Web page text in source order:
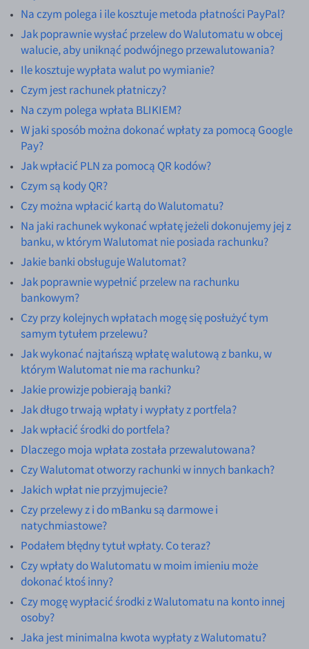
Na czym polega i ile kosztuje metoda płatności PayPal?
Jak poprawnie wysłać przelew do Walutomatu w obcej
walucie, aby uniknąć podwójnego przewalutowania?
Ile kosztuje wypłata walut po wymianie?
Czym jest rachunek płatniczy?
Na czym polega wpłata BLIKIEM?
W jaki sposób można dokonać wpłaty za pomocą Google
Pay?
Jak wpłacić PLN za pomocą QR kodów?
Czym są kody QR?
Czy można wpłacić kartą do Walutomatu?
Na jaki rachunek wykonać wpłatę jeżeli dokonujemy jej z
banku, w którym Walutomat nie posiada rachunku?
Jakie banki obsługuje Walutomat?
Jak poprawnie wypełnić przelew na rachunku
bankowym?
Czy przy kolejnych wpłatach mogę się posłużyć tym
samym tytułem przelewu?
Jak wykonać najtańszą wpłatę walutową z banku, w
którym Walutomat nie ma rachunku?
Jakie prowizje pobierają banki?
Jak długo trwają wpłaty i wypłaty z portfela?
Jak wpłacić środki do portfela?
Dlaczego moja wpłata została przewalutowana?
Czy Walutomat otworzy rachunki w innych bankach?
Jakich wpłat nie przyjmujecie?
Czy przelewy z i do mBanku są darmowe i
natychmiastowe?
Podałem błędny tytuł wpłaty. Co teraz?
Czy wpłaty do Walutomatu w moim imieniu może
dokonać ktoś inny?
Czy mogę wypłacić środki z Walutomatu na konto innej
osoby?
Jaka jest minimalna kwota wypłaty z Walutomatu?